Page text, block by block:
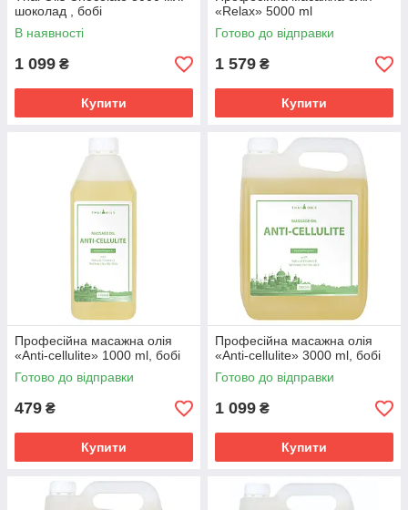
шоколад , бобі
В наявності
1 099 ₴
Купити
«Relax» 5000 ml
Готово до відправки
1 579 ₴
Купити
Професійна масажна олія
«Anti-cellulite» 1000 ml, бобі
Готово до відправки
479 ₴
Купити
Професійна масажна олія
«Anti-cellulite» 3000 ml, бобі
Готово до відправки
1 099 ₴
Купити